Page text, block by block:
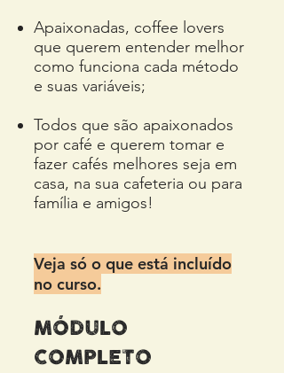
Apaixonadas, coffee lovers
que querem entender melhor
como funciona cada método
e suas variáveis;
Todos que são apaixonados
por café e querem tomar e
fazer cafés melhores seja em
casa, na sua cafeteria ou para
família e amigos!
Veja só o que está incluído
no curso.
MÓDULO
COMPLETO